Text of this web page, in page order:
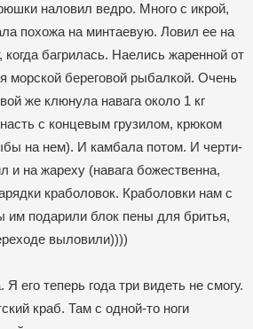
наловил ведро. Много с икрой,
похожа на минтаевую. Ловил ее на
когда багрилась. Наелись жаренной от
морской береговой рыбалкой. Очень
же клюнула навага около 1 кг
с концевым грузилом, крюком
на нем). И камбала потом. И черти-
и на жареху (навага божественна,
краболовок. Краболовки нам с
им подарили блок пены для бритья,
выловили))))
Я его теперь года три видеть не смогу.
краб. Там с одной-то ноги